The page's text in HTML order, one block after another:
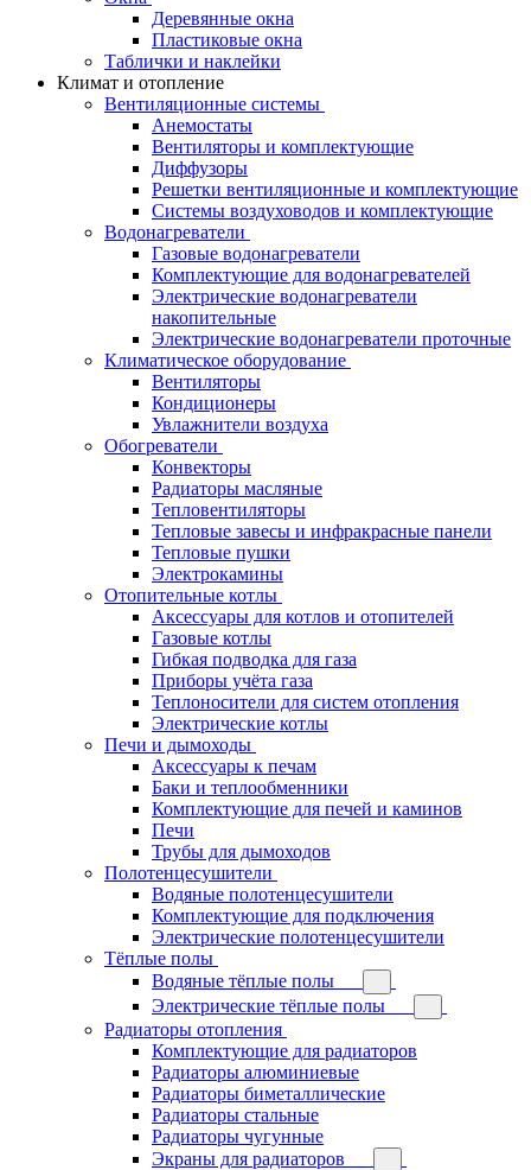
Деревянные окна
Пластиковые окна
Таблички и наклейки
Климат и отопление
Вентиляционные системы
Анемостаты
Вентиляторы и комплектующие
Диффузоры
Решетки вентиляционные и комплектующие
Системы воздуховодов и комплектующие
Водонагреватели
Газовые водонагреватели
Комплектующие для водонагревателей
Электрические водонагреватели
накопительные
Электрические водонагреватели проточные
Климатическое оборудование
Вентиляторы
Кондиционеры
Увлажнители воздуха
Обогреватели
Конвекторы
Радиаторы масляные
Тепловентиляторы
Тепловые завесы и инфракрасные панели
Тепловые пушки
Электрокамины
Отопительные котлы
Аксессуары для котлов и отопителей
Газовые котлы
Гибкая подводка для газа
Приборы учёта газа
Теплоносители для систем отопления
Электрические котлы
Печи и дымоходы
Аксессуары к печам
Баки и теплообменники
Комплектующие для печей и каминов
Печи
Трубы для дымоходов
Полотенцесушители
Водяные полотенцесушители
Комплектующие для подключения
Электрические полотенцесушители
Тёплые полы
Водяные тёплые полы
Электрические тёплые полы
Радиаторы отопления
Комплектующие для радиаторов
Радиаторы алюминиевые
Радиаторы биметаллические
Радиаторы стальные
Радиаторы чугунные
Экраны для радиаторов